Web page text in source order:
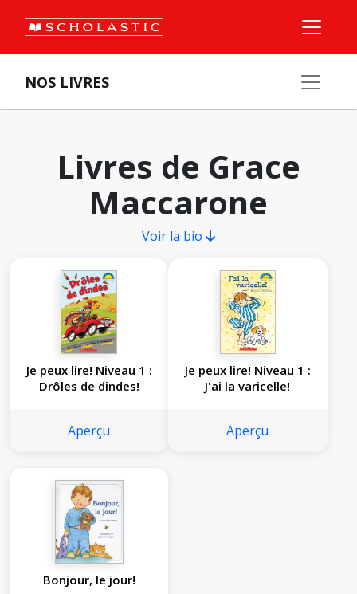
NOS LIVRES
Livres de Grace
Maccarone
Voir la bio
Je peux lire! Niveau 1 :
Drôles de dindes!
Aperçu
Je peux lire! Niveau 1 :
J'ai la varicelle!
Aperçu
Bonjour, le jour!